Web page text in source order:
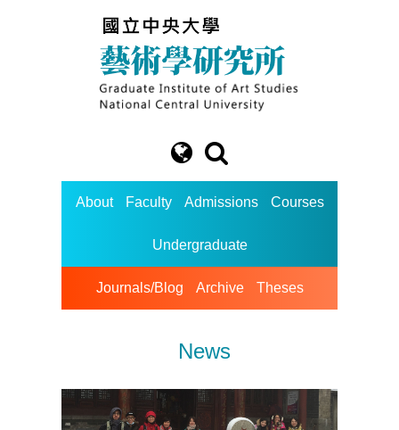
About Faculty Admissions Courses
Undergraduate
Journals/Blog Archive Theses
News